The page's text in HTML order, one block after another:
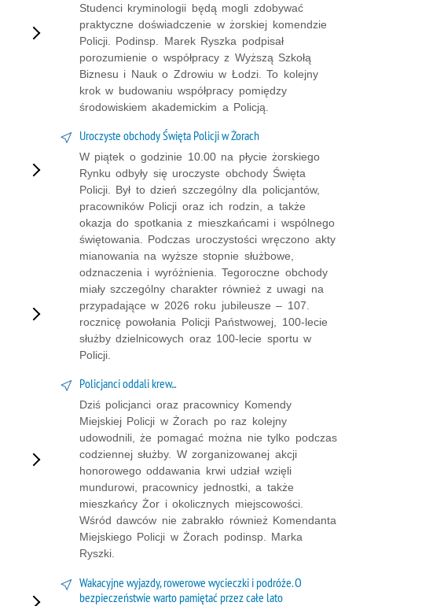
Studenci kryminologii będą mogli zdobywać
praktyczne doświadczenie w żorskiej komendzie
Policji. Podinsp. Marek Ryszka podpisał
porozumienie o współpracy z Wyższą Szkołą
Biznesu i Nauk o Zdrowiu w Łodzi. To kolejny
krok w budowaniu współpracy pomiędzy
środowiskiem akademickim a Policją.
Uroczyste obchody Święta Policji w Żorach
W piątek o godzinie 10.00 na płycie żorskiego
Rynku odbyły się uroczyste obchody Święta
Policji. Był to dzień szczególny dla policjantów,
pracowników Policji oraz ich rodzin, a także
okazja do spotkania z mieszkańcami i wspólnego
świętowania. Podczas uroczystości wręczono akty
mianowania na wyższe stopnie służbowe,
odznaczenia i wyróżnienia. Tegoroczne obchody
miały szczególny charakter również z uwagi na
przypadające w 2026 roku jubileusze – 107.
rocznicę powołania Policji Państwowej, 100-lecie
służby dzielnicowych oraz 100-lecie sportu w
Policji.
Policjanci oddali krew...
Dziś policjanci oraz pracownicy Komendy
Miejskiej Policji w Żorach po raz kolejny
udowodnili, że pomagać można nie tylko podczas
codziennej służby. W zorganizowanej akcji
honorowego oddawania krwi udział wzięli
mundurowi, pracownicy jednostki, a także
mieszkańcy Żor i okolicznych miejscowości.
Wśród dawców nie zabrakło również Komendanta
Miejskiego Policji w Żorach podinsp. Marka
Ryszki.
Wakacyjne wyjazdy, rowerowe wycieczki i podróże. O
bezpieczeństwie warto pamiętać przez całe lato